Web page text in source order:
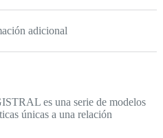
adicional
es una serie de modelos
únicas a una relación